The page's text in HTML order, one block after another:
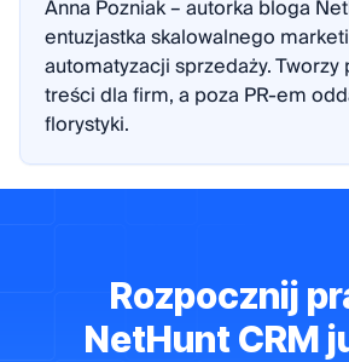
Anna Pozniak – autorka bloga
entuzjastka skalowalnego
automatyzacji sprzedaży. Tworzy
treści dla firm, a poza PR-em
florystyki.
Rozpocznij
NetHunt CRM